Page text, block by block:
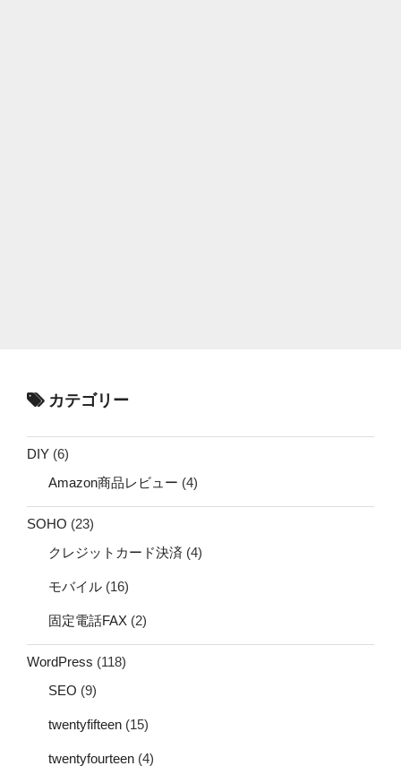
カテゴリー
DIY (6)
Amazon商品レビュー (4)
SOHO (23)
クレジットカード決済 (4)
モバイル (16)
固定電話FAX (2)
WordPress (118)
SEO (9)
twentyfifteen (15)
twentyfourteen (4)